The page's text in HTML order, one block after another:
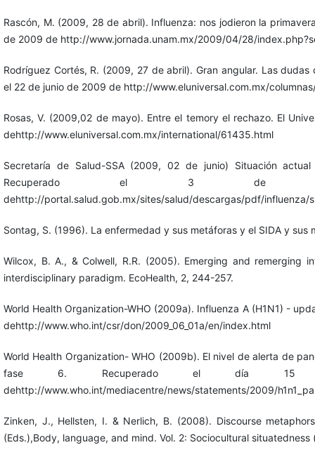
Rascón, M. (2009, 28 de abril). Influenza: nos jodieron la
de 2009 de http://www.jornada.unam.mx/2009/04/28/
Rodríguez Cortés, R. (2009, 27 de abril). Gran angular. Las
el 22 de junio de 2009 de http://www.eluniversal.com.mx/
Rosas, V. (2009,02 de mayo). Entre el temory el rechazo. El
dehttp://www.eluniversal.com.mx/international/61435.html
Secretaría de Salud-SSA (2009, 02 de junio) Situación
Recuperado el 3 de
dehttp://portal.salud.gob.mx/sites/salud/descargas/pdf/influenza/
Sontag, S. (1996). La enfermedad y sus metáforas y el SIDA y sus
Wilcox, B. A., & Colwell, R.R. (2005). Emerging and remerging
interdisciplinary paradigm. EcoHealth, 2, 244-257.
World Health Organization-WHO (2009a). Influenza A (H1N1) -
dehttp://www.who.int/csr/don/2009_06_01a/en/index.html
World Health Organization- WHO (2009b). El nivel de alerta de
fase 6. Recuperado el día
dehttp://www.who.int/mediacentre/news/statements/2009/
Zinken, J., Hellsten, I. & Nerlich, B. (2008). Discourse
(Eds.),Body, language, and mind. Vol. 2: Sociocultural